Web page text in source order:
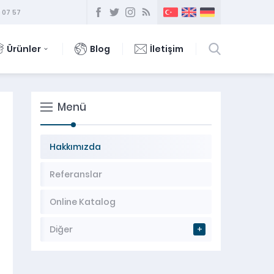
57
Ürünler Blog İletişim
Menü
Hakkımızda
Referanslar
Online Katalog
Diğer